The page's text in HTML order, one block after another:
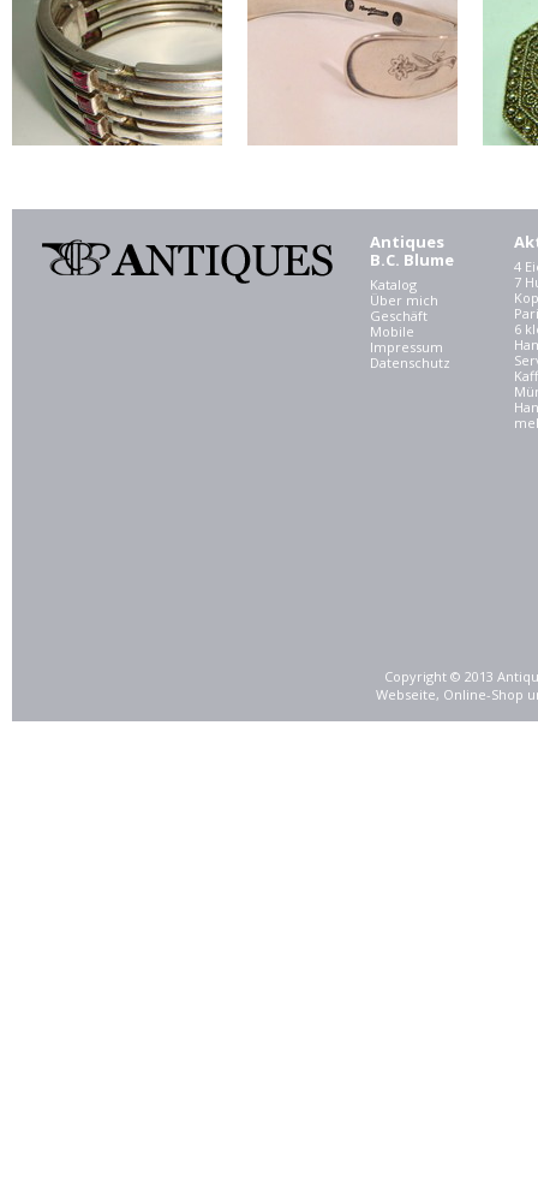
Antiques
B.C. Blume
Katalog
Über mich
Geschäft
Mobile
Impressum
Datenschutz
4
7
6
Copyright © 2013
Webseite, Online-Shop